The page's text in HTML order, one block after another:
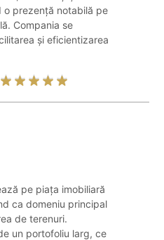
o prezență notabilă pe
Compania se
și eficientizarea
pe piața imobiliară
ca domeniu principal
de terenuri.
un portofoliu larg, ce